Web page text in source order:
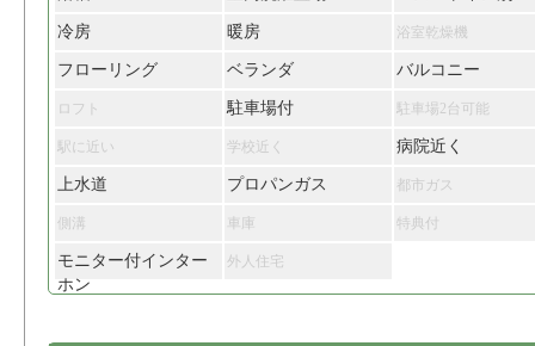
冷房 暖房 浴室乾燥機
フローリング ベランダ バルコニー
ロフト 駐車場付 駐車場2台可能
駅に近い 学校近く 病院近く
上水道 プロパンガス 都市ガス
側溝 車庫 特典付
モニター付インター
ホン
外人住宅